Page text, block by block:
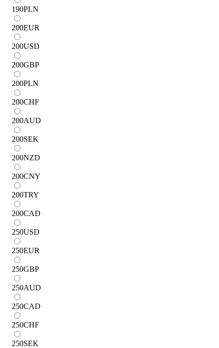
190PLN
200EUR
200USD
200GBP
200PLN
200CHF
200AUD
200SEK
200NZD
200CNY
200TRY
200CAD
250USD
250EUR
250GBP
250AUD
250CAD
250CHF
250SEK